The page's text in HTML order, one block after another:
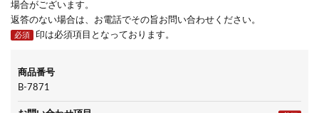
場合がございます。
返答のない場合は、お電話でその旨お問い合わせください。
必須 印は必須項目となっております。
商品番号
B-7871